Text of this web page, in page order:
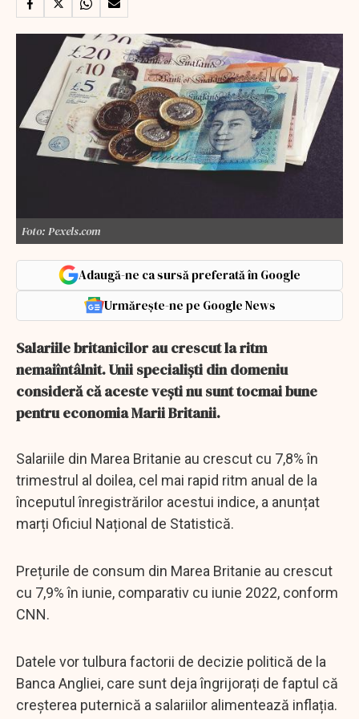
Foto: Pexels.com
Adaugă-ne ca sursă preferată în Google
Urmărește-ne pe Google News
Salariile britanicilor au crescut la ritm
nemaiîntâlnit. Unii specialiști din domeniu
consideră că aceste vești nu sunt tocmai bune
pentru economia Marii Britanii.
Salariile din Marea Britanie au crescut cu 7,8% în
trimestrul al doilea, cel mai rapid ritm anual de la
începutul înregistrărilor acestui indice, a anunțat
marți Oficiul Național de Statistică.
Prețurile de consum din Marea Britanie au crescut
cu 7,9% în iunie, comparativ cu iunie 2022, conform
CNN.
Datele vor tulbura factorii de decizie politică de la
Banca Angliei, care sunt deja îngrijorați de faptul că
creșterea puternică a salariilor alimentează inflația.